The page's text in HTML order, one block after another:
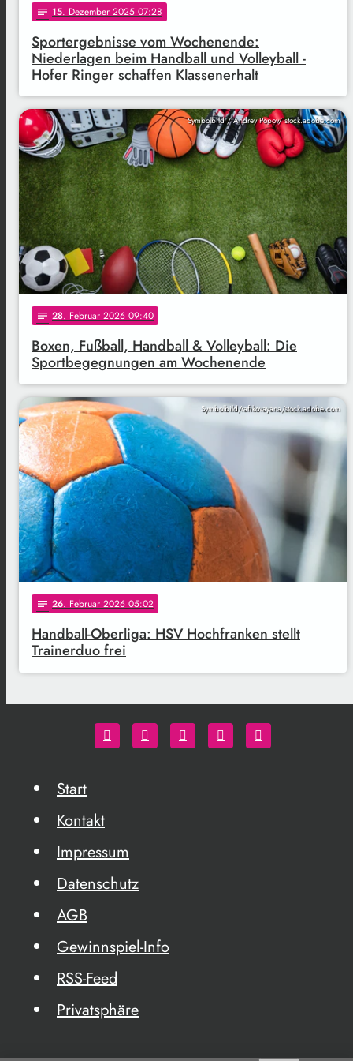
notes 15. Dezember 2025 07:28
Sportergebnisse vom Wochenende:
Niederlagen beim Handball und Volleyball -
Hofer Ringer schaffen Klassenerhalt
Symbolbild / Andrey Popov/ stock.adobe.com
notes 28. Februar 2026 09:40
Boxen, Fußball, Handball & Volleyball: Die
Sportbegegnungen am Wochenende
Symbolbild/rafikovayana/stock.adobe.com
notes 26. Februar 2026 05:02
Handball-Oberliga: HSV Hochfranken stellt
Trainerduo frei
Start
Kontakt
Impressum
Datenschutz
AGB
Gewinnspiel-Info
RSS-Feed
Privatsphäre